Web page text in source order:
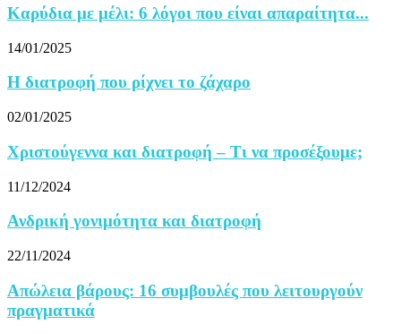
Καρύδια με μέλι: 6 λόγοι που είναι απαραίτητα...
14/01/2025
Η διατροφή που ρίχνει το ζάχαρο
02/01/2025
Χριστούγεννα και διατροφή – Τι να προσέξουμε;
11/12/2024
Ανδρική γονιμότητα και διατροφή
22/11/2024
Απώλεια βάρους: 16 συμβουλές που λειτουργούν
πραγματικά